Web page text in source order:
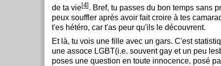
de ta vie[4] . Bref, tu passes du bon temps sans
peux souffler après avoir fait croire à tes
t'es hétéro, car t'as peur qu'ils le découvrent.
Et là, tu vois une fille avec un gars. C'est
une assoce LGBT(i.e. souvent gay et un peu
poses une question en toute innocence, posé